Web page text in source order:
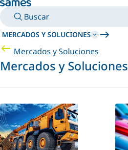
Buscar
MERCADOS Y SOLUCIONES
Mercados y Soluciones
Mercados y Soluciones